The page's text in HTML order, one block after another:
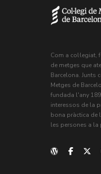
Com a col·legiat,
de metges que
Barcelona. Junts
Metges de
fundada l'any
interessos de la
bona pràctica de
les persones a la